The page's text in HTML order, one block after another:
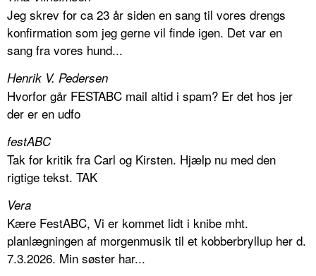
Jeg skrev for ca 23 år siden en sang til vores drengs
konfirmation som jeg gerne vil finde igen. Det var en
sang fra vores hund...
Henrik V. Pedersen
Hvorfor går FESTABC mail altid i spam? Er det hos jer
der er en udfo
festABC
Tak for kritik fra Carl og Kirsten. Hjælp nu med den
rigtige tekst. TAK
Vera
Kære FestABC, Vi er kommet lidt i knibe mht.
planlægningen af morgenmusik til et kobberbryllup her d.
7.3.2026. Min søster har...